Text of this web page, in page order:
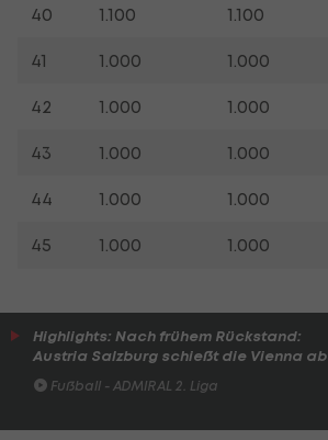
40 1.100 1.100
41 1.000 1.000
42 1.000 1.000
43 1.000 1.000
44 1.000 1.000
45 1.000 1.000
Highlights: Nach frühem Rückstand:
Austria Salzburg schießt die Vienna ab
Fußball - ADMIRAL 2. Liga